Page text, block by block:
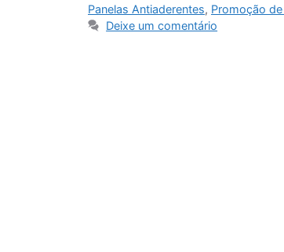
Panelas Antiaderentes, Promoção
Deixe um comentário